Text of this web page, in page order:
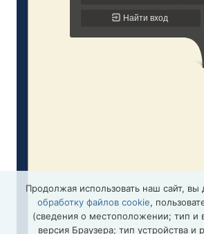
Продолжая использовать наш сайт, вы
обработку файлов cookie,
(сведения о местоположении; тип и
версия Браузера; тип устройства и